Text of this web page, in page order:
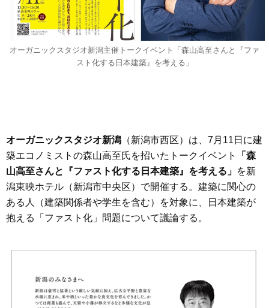
オーガニックスタジオ新潟主催トークイベント「森山高至さんと『ファ
スト化する日本建築』を考える」
オーガニックスタジオ新潟 （新潟市西区）は、7月11日に建
築エコノミストの森山高至氏を招いたトークイベント
「森
山高至さんと『ファスト化する日本建築』を考える」 を新
潟東映ホテル（新潟市中央区）で開催する。建築に関心の
ある人（建築関係者や学生を含む）を対象に、日本建築が
抱える「ファスト化」問題について議論する。